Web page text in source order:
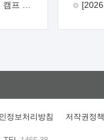
자기업
(1)
망기업
약체결
후*
정보처리방침 저작권정책